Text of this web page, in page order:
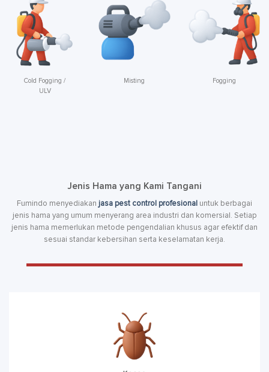
Cold Fogging /
ULV
Misting Fogging
Jenis Hama yang Kami Tangani
Fumindo menyediakan jasa pest control profesional untuk berbagai
jenis hama yang umum menyerang area industri dan komersial. Setiap
jenis hama memerlukan metode pengendalian khusus agar efektif dan
sesuai standar kebersihan serta keselamatan kerja.